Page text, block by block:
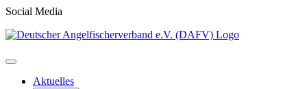
Social Media
Aktuelles